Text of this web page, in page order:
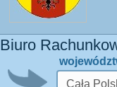
Biuro